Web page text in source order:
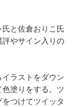
と佐倉おりこ氏
評やサイン入りの
ラストをダウン
塗りをする。ツ
つけてツイッタ